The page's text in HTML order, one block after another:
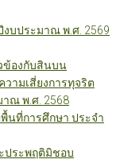
บประมาณ พ.ศ. 2569
ข้องกับสินบน
ามเสี่ยงการทุจริต
ณ พ.ศ. 2568
นที่การศึกษา ประจำ
ประพฤติมิชอบ